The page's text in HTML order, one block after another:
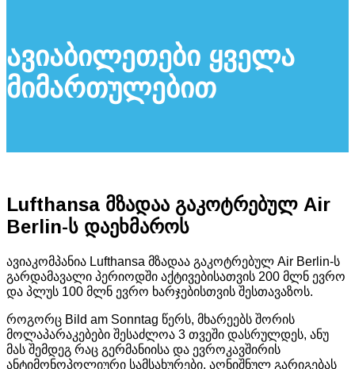
ავიაბილეთები ყველა
მიმართულებით
Lufthansa მზადაა გაკოტრებულ Air
Berlin-ს დაეხმაროს
ავიაკომპანია Lufthansa მზადაა გაკოტრებულ Air Berlin-ს
გარდამავალი პერიოდში აქტივებისათვის 200 მლნ ევრო
და პლუს 100 მლნ ევრო ხარჯებისთვის შესთავაზოს.
როგორც Bild am Sonntag წერს, მხარეებს შორის
მოლაპარაკებები შესაძლოა 3 თვეში დასრულდეს, ანუ
მას შემდეგ რაც გერმანიისა და ევროკავშირის
ანტიმონოპოლიური სამსახურები, აღნიშნულ გარიგებას